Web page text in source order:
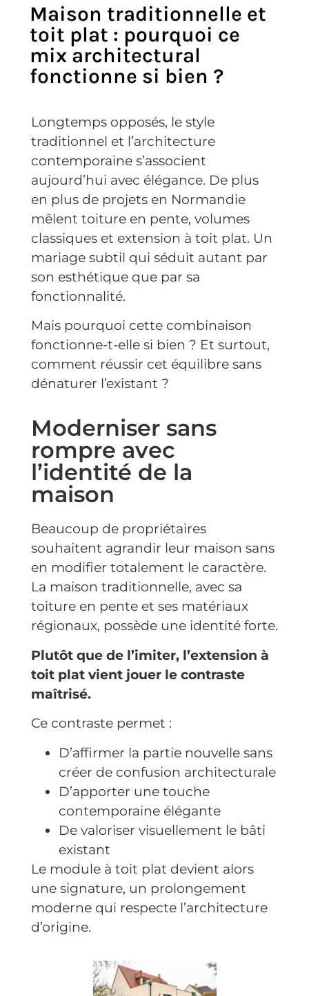
Maison traditionnelle et
toit plat : pourquoi ce
mix architectural
fonctionne si bien ?
Longtemps opposés, le style
traditionnel et l’architecture
contemporaine s’associent
aujourd’hui avec élégance. De plus
en plus de projets en Normandie
mêlent toiture en pente, volumes
classiques et extension à toit plat. Un
mariage subtil qui séduit autant par
son esthétique que par sa
fonctionnalité.
Mais pourquoi cette combinaison
fonctionne-t-elle si bien ? Et surtout,
comment réussir cet équilibre sans
dénaturer l’existant ?
Moderniser sans
rompre avec
l’identité de la
maison
Beaucoup de propriétaires
souhaitent agrandir leur maison sans
en modifier totalement le caractère.
La maison traditionnelle, avec sa
toiture en pente et ses matériaux
régionaux, possède une identité forte.
Plutôt que de l’imiter, l’extension à
toit plat vient jouer le contraste
maîtrisé.
Ce contraste permet :
D’affirmer la partie nouvelle sans
créer de confusion architecturale
D’apporter une touche
contemporaine élégante
De valoriser visuellement le bâti
existant
Le module à toit plat devient alors
une signature, un prolongement
moderne qui respecte l’architecture
d’origine.